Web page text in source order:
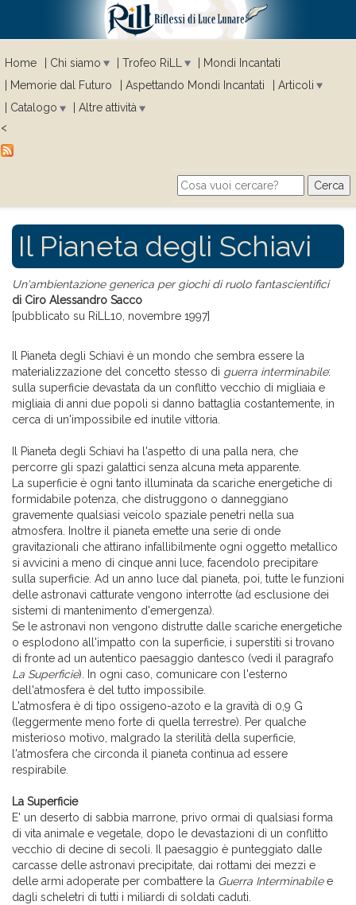
Home Chi siamo Trofeo RiLL
Mondi Incantati
Memorie dal Futuro
Aspettando Mondi Incantati
Articoli
Catalogo
Altre attività
<
Search form
Cerca
Il Pianeta degli Schiavi
Un'ambientazione generica per giochi di ruolo fantascientifici
di Ciro Alessandro Sacco
[pubblicato su RiLL10, novembre 1997]
Il Pianeta degli Schiavi è un mondo che sembra essere la
materializzazione del concetto stesso di guerra interminabile:
sulla superficie devastata da un conflitto vecchio di migliaia e
migliaia di anni due popoli si danno battaglia costantemente, in
cerca di un'impossibile ed inutile vittoria.
Il Pianeta degli Schiavi ha l'aspetto di una palla nera, che
percorre gli spazi galattici senza alcuna meta apparente.
La superficie è ogni tanto illuminata da scariche energetiche di
formidabile potenza, che distruggono o danneggiano
gravemente qualsiasi veicolo spaziale penetri nella sua
atmosfera. Inoltre il pianeta emette una serie di onde
gravitazionali che attirano infallibilmente ogni oggetto metallico
si avvicini a meno di cinque anni luce, facendolo precipitare
sulla superficie. Ad un anno luce dal pianeta, poi, tutte le funzioni
delle astronavi catturate vengono interrotte (ad esclusione dei
sistemi di mantenimento d'emergenza).
Se le astronavi non vengono distrutte dalle scariche energetiche
o esplodono all'impatto con la superficie, i superstiti si trovano
di fronte ad un autentico paesaggio dantesco (vedi il paragrafo
La Superficie). In ogni caso, comunicare con l'esterno
dell'atmosfera è del tutto impossibile.
L'atmosfera è di tipo ossigeno-azoto e la gravità di 0,9 G
(leggermente meno forte di quella terrestre). Per qualche
misterioso motivo, malgrado la sterilità della superficie,
l'atmosfera che circonda il pianeta continua ad essere
respirabile.
La Superficie
E' un deserto di sabbia marrone, privo ormai di qualsiasi forma
di vita animale e vegetale, dopo le devastazioni di un conflitto
vecchio di decine di secoli. Il paesaggio è punteggiato dalle
carcasse delle astronavi precipitate, dai rottami dei mezzi e
delle armi adoperate per combattere la Guerra Interminabilee
dagli scheletri di tutti i miliardi di soldati caduti.